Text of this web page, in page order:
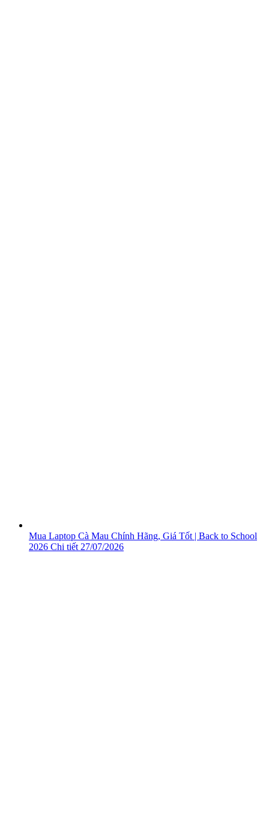
Mua Laptop Cà Mau Chính Hãng, Giá Tốt | Back to School
2026 Chi tiết 27/07/2026